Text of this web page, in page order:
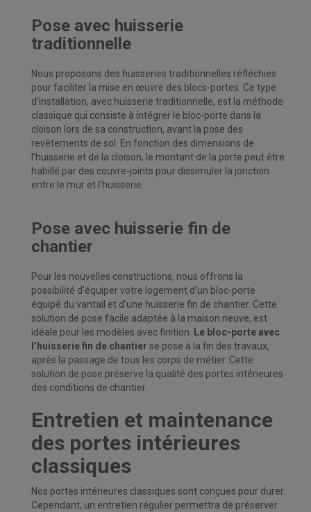
Pose avec huisserie
traditionnelle
Nous proposons des huisseries traditionnelles réfléchies
pour faciliter la mise en œuvre des blocs-portes. Ce type
d’installation, avec huisserie traditionnelle, est la méthode
classique qui consiste à intégrer le bloc-porte dans la
cloison lors de sa construction, avant la pose des
revêtements de sol. En fonction des dimensions de
l’huisserie et de la cloison, le montant de la porte peut être
habillé par des couvre-joints pour dissimuler la jonction
entre le mur et l’huisserie.
Pose avec huisserie fin de
chantier
Pour les nouvelles constructions, nous offrons la
possibilité d’équiper votre logement d’un bloc-porte
équipé du vantail et d’une huisserie fin de chantier. Cette
solution de pose facile adaptée à la maison neuve, est
idéale pour les modèles avec finition. Le bloc-porte avec
l’huisserie fin de chantier se pose à la fin des travaux,
après la passage de tous les corps de métier. Cette
solution de pose préserve la qualité des portes intérieures
des conditions de chantier.
Entretien et maintenance
des portes intérieures
classiques
Nos portes intérieures classiques sont conçues pour durer.
Cependant, un entretien régulier permettra de préserver